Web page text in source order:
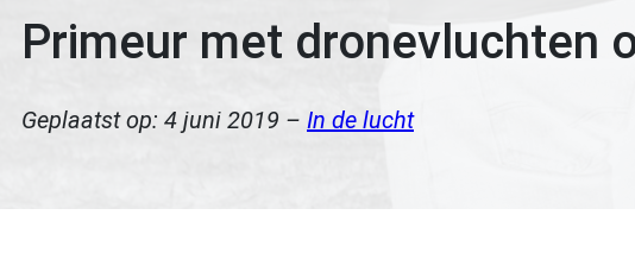
Primeur met dronevluchten
Geplaatst op: 4 juni 2019 – In de lucht